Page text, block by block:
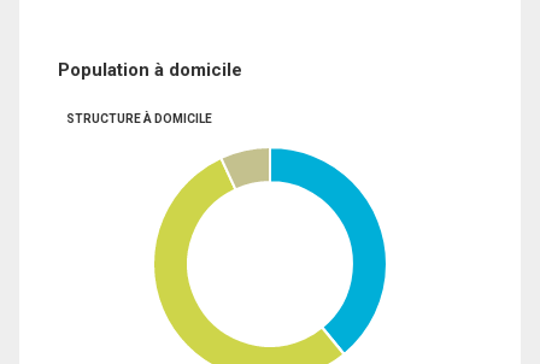
Population à domicile
STRUCTURE À DOMICILE